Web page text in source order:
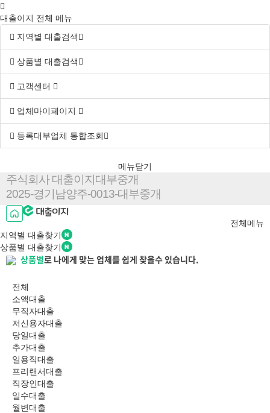
대출이지 전체 메뉴
지역별 대출검색
상품별 대출검색
고객센터
업체마이페이지
등록대부업체 통합조회
메뉴닫기
주식회사 대출이지대부중개
2025-경기남양주-0013-대부중개
전체메뉴
지역별 대출찾기
상품별 대출찾기
상품별로 나에게 맞는 업체를 쉽게 찾을수 있습니다.
전체
소액대출
무직자대출
저신용자대출
당일대출
추가대출
일용직대출
프리랜서대출
직장인대출
일수대출
월변대출